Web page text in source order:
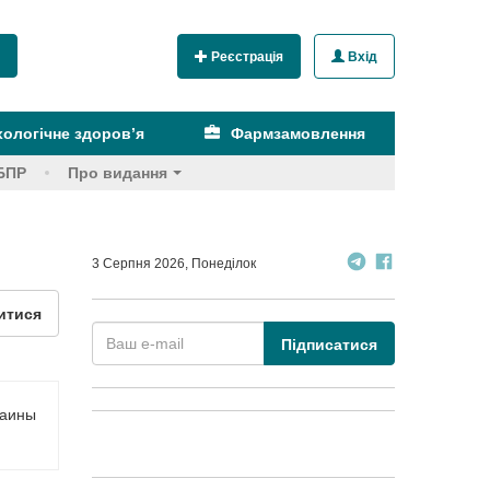
Реєстрація Вхід
здоров’я Фармзамовлення
Про видання
3 Серпня 2026, Понеділок
Підписатися